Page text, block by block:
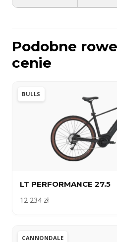
Podobne
cenie
BULLS
LT PERFORMANCE 27.5
12 234 zł
CANNONDALE